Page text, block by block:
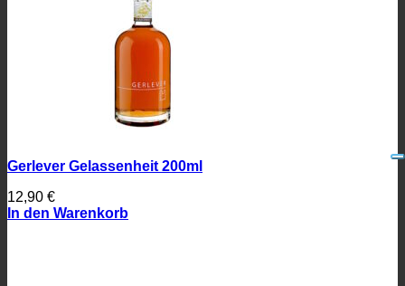
Gerlever Gelassenheit 200ml
12,90 €
In den Warenkorb